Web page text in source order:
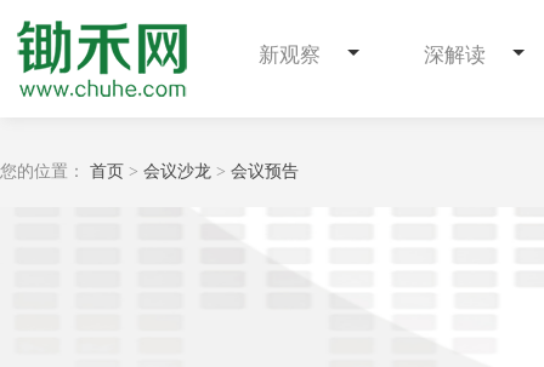
新观察 深解读
您的位置： 首页 > 会议沙龙 > 会议预告